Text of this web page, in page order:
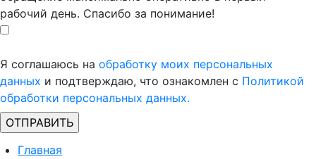
рабочий день. Спасибо за понимание!
Я соглашаюсь на обработку моих персональных
данных и подтверждаю, что ознакомлен с Политикой
обработки персональных данных.
Главная